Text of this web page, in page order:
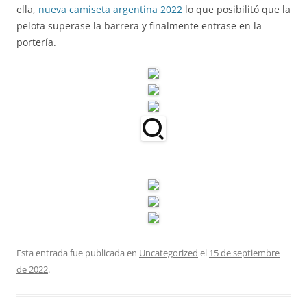
ella, nueva camiseta argentina 2022 lo que posibilitó que la
pelota superase la barrera y finalmente entrase en la
portería.
Esta entrada fue publicada en Uncategorized el 15 de septiembre
de 2022.